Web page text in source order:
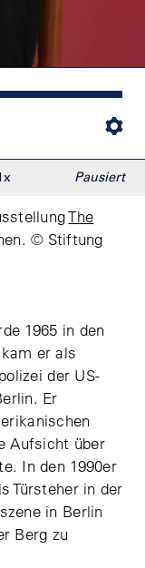
Pausiert
The
© Stiftung
1965 in den
er als
der US-
Er
Aufsicht über
In den 1990er
Türsteher in der
in Berlin
Berg zu